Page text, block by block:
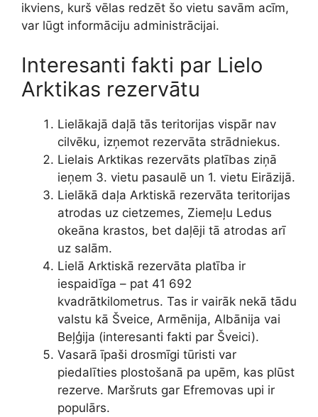
ikviens, kurš vēlas redzēt šo vietu savām acīm,
var lūgt informāciju administrācijai.
Interesanti fakti par Lielo
Arktikas rezervātu
Lielākajā daļā tās teritorijas vispār nav
cilvēku, izņemot rezervāta strādniekus.
Lielais Arktikas rezervāts platības ziņā
ieņem 3. vietu pasaulē un 1. vietu Eirāzijā.
Lielākā daļa Arktiskā rezervāta teritorijas
atrodas uz cietzemes, Ziemeļu Ledus
okeāna krastos, bet daļēji tā atrodas arī
uz salām.
Lielā Arktiskā rezervāta platība ir
iespaidīga – pat 41 692
kvadrātkilometrus. Tas ir vairāk nekā tādu
valstu kā Šveice, Armēnija, Albānija vai
Beļģija (interesanti fakti par Šveici).
Vasarā īpaši drosmīgi tūristi var
piedalīties plostošanā pa upēm, kas plūst
rezerve. Maršruts gar Efremovas upi ir
populārs.